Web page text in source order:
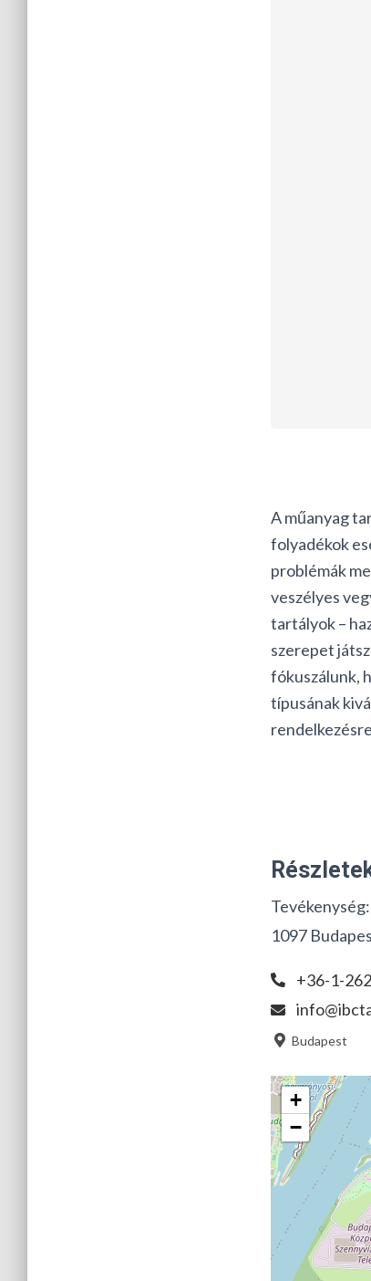
A műanyag
folyadékok
problémák
veszélyes
tartályok –
szerepet
fókuszálunk,
típusának
Tevékenység:
1097
+36-1-
Budapest
+
−